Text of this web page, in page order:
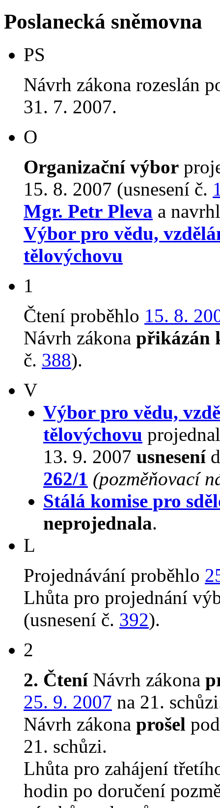
Poslanecká sněmovna
PS
Návrh zákona rozeslán
31. 7. 2007.
O
Organizační výbor
15. 8. 2007 (usnesení č.
Mgr. Petr Pleva a
Výbor pro vědu,
tělovýchovu
1
Čtení proběhlo 15. 8.
Návrh zákona přikázán
č. 388).
V
Výbor pro vědu,
tělovýchovu
13. 9. 2007 usnesení
262/1 (pozměňovací
Stálá komise pro
neprojednala.
L
Projednávání proběhlo
Lhůta pro projednání
(usnesení č. 392).
2
2. ČteníNávrh zákona
25. 9. 2007 na 21.
Návrh zákona prošel
21. schůzi.
Lhůta pro zahájení
hodin po doručení